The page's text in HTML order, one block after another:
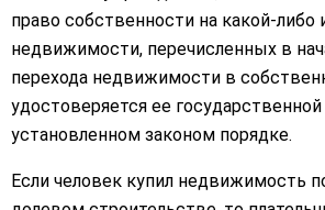
право собственности на какой-либо
недвижимости, перечисленных в
перехода недвижимости в
удостоверяется ее
установленном законом порядке.
Если человек купил недвижимость